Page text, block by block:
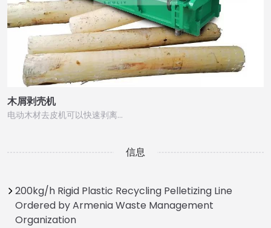
木屑剥壳机
电动木材去皮机可以快速剥离…
信息
200kg/h Rigid Plastic Recycling Pelletizing Line
Ordered by Armenia Waste Management
Organization